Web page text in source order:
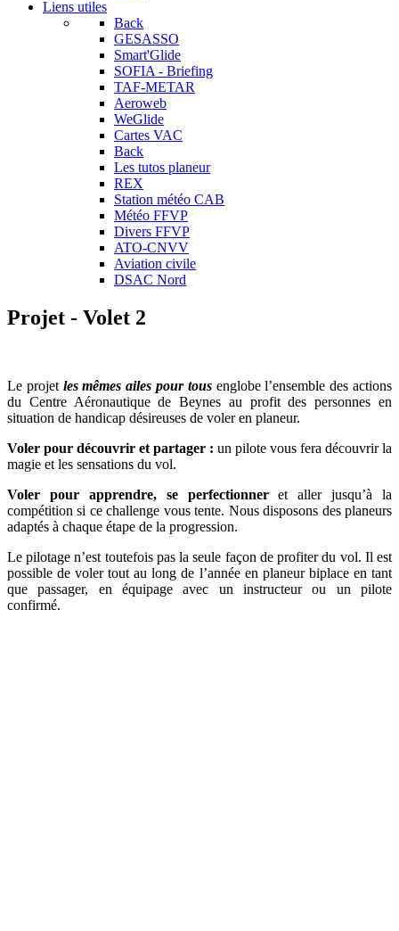
Liens utiles
Back
GESASSO
Smart'Glide
SOFIA - Briefing
TAF-METAR
Aeroweb
WeGlide
Cartes VAC
Back
Les tutos planeur
REX
Station météo CAB
Météo FFVP
Divers FFVP
ATO-CNVV
Aviation civile
DSAC Nord
Projet - Volet 2
Le projet les mêmes ailes pour tousenglobe l’ensemble des actions
du Centre Aéronautique de Beynes au profit des personnes en
situation de handicap désireuses de voler en planeur.
Voler pour découvrir et partager : un pilote vous fera découvrir la
magie et les sensations du vol.
Voler pour apprendre, se perfectionneret aller jusqu’à la
compétition si ce challenge vous tente. Nous disposons des planeurs
adaptés à chaque étape de la progression.
Le pilotage n’est toutefois pas la seule façon de profiter du vol. Il est
possible de voler tout au long de l’année en planeur biplace en tant
que passager, en équipage avec un instructeur ou un pilote
confirmé.